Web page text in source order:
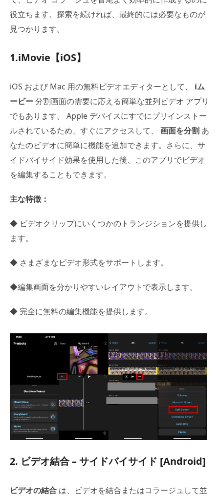
役立ちます。探索を続ければ、最終的には必要なものが
見つかります。
1.iMovie【iOS】
iOS および Mac 用の無料ビデオエディターとして、 iム
ービー分割画面の需要に応える簡単な並列ビデオ アプリ
でもあります。 Apple デバイスにすでにプリインストー
ルされているため、すぐにアクセスして、 画面を分割 あ
なたのビデオに簡単に機能を追加できます。さらに、サ
イドバイサイド効果を使用した後、このアプリでビデオ
を編集することもできます。
主な特徴：
◆ ビデオクリップにいくつかのトランジションを提供し
ます。
◆ さまざまなビデオ形式をサポートします。
◆編集画面を分かりやすいレイアウトで表示します。
◆ 完全に無料の編集機能を提供します。
2. ビデオ結合 – サイドバイサイド [Android]
ビデオの結合 は、ビデオを結合またはコラージュして並